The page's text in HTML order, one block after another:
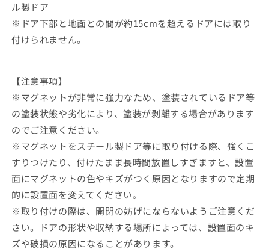
ル製ドア
※ドア下部と地面との間が約15cmを超えるドアには取り
付けられません。
【注意事項】
※マグネットが非常に強力なため、塗装されているドア等
の塗装状態や劣化により、塗装が剥離する場合があります
のでご注意ください。
※マグネットをスチール製ドア等に取り付ける際、強くこ
すりつけたり、付けたまま長時間放置しすぎますと、設置
面にマグネットの色やキズがつく原因となりますので定期
的に設置面を変えてください。
※取り付けの際は、開閉の妨げにならないようご注意くだ
さい。ドアの形状や収納する場所によっては、設置面のキ
ズや破損の原因になることがあります。